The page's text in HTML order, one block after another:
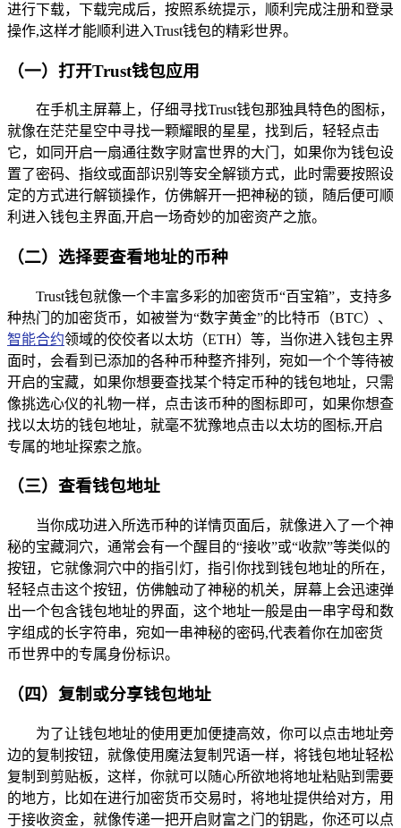
进行下载，下载完成后，按照系统提示，顺利完成注册和登录
操作,这样才能顺利进入Trust钱包的精彩世界。
（一）打开Trust钱包应用
在手机主屏幕上，仔细寻找Trust钱包那独具特色的图标，
就像在茫茫星空中寻找一颗耀眼的星星，找到后，轻轻点击
它，如同开启一扇通往数字财富世界的大门，如果你为钱包设
置了密码、指纹或面部识别等安全解锁方式，此时需要按照设
定的方式进行解锁操作，仿佛解开一把神秘的锁，随后便可顺
利进入钱包主界面,开启一场奇妙的加密资产之旅。
（二）选择要查看地址的币种
Trust钱包就像一个丰富多彩的加密货币“百宝箱”，支持多
种热门的加密货币，如被誉为“数字黄金”的比特币（BTC）、
智能合约领域的佼佼者以太坊（ETH）等，当你进入钱包主界
面时，会看到已添加的各种币种整齐排列，宛如一个个等待被
开启的宝藏，如果你想要查找某个特定币种的钱包地址，只需
像挑选心仪的礼物一样，点击该币种的图标即可，如果你想查
找以太坊的钱包地址，就毫不犹豫地点击以太坊的图标,开启
专属的地址探索之旅。
（三）查看钱包地址
当你成功进入所选币种的详情页面后，就像进入了一个神
秘的宝藏洞穴，通常会有一个醒目的“接收”或“收款”等类似的
按钮，它就像洞穴中的指引灯，指引你找到钱包地址的所在，
轻轻点击这个按钮，仿佛触动了神秘的机关，屏幕上会迅速弹
出一个包含钱包地址的界面，这个地址一般是由一串字母和数
字组成的长字符串，宛如一串神秘的密码,代表着你在加密货
币世界中的专属身份标识。
（四）复制或分享钱包地址
为了让钱包地址的使用更加便捷高效，你可以点击地址旁
边的复制按钮，就像使用魔法复制咒语一样，将钱包地址轻松
复制到剪贴板，这样，你就可以随心所欲地将地址粘贴到需要
的地方，比如在进行加密货币交易时，将地址提供给对方，用
于接收资金，就像传递一把开启财富之门的钥匙，你还可以点